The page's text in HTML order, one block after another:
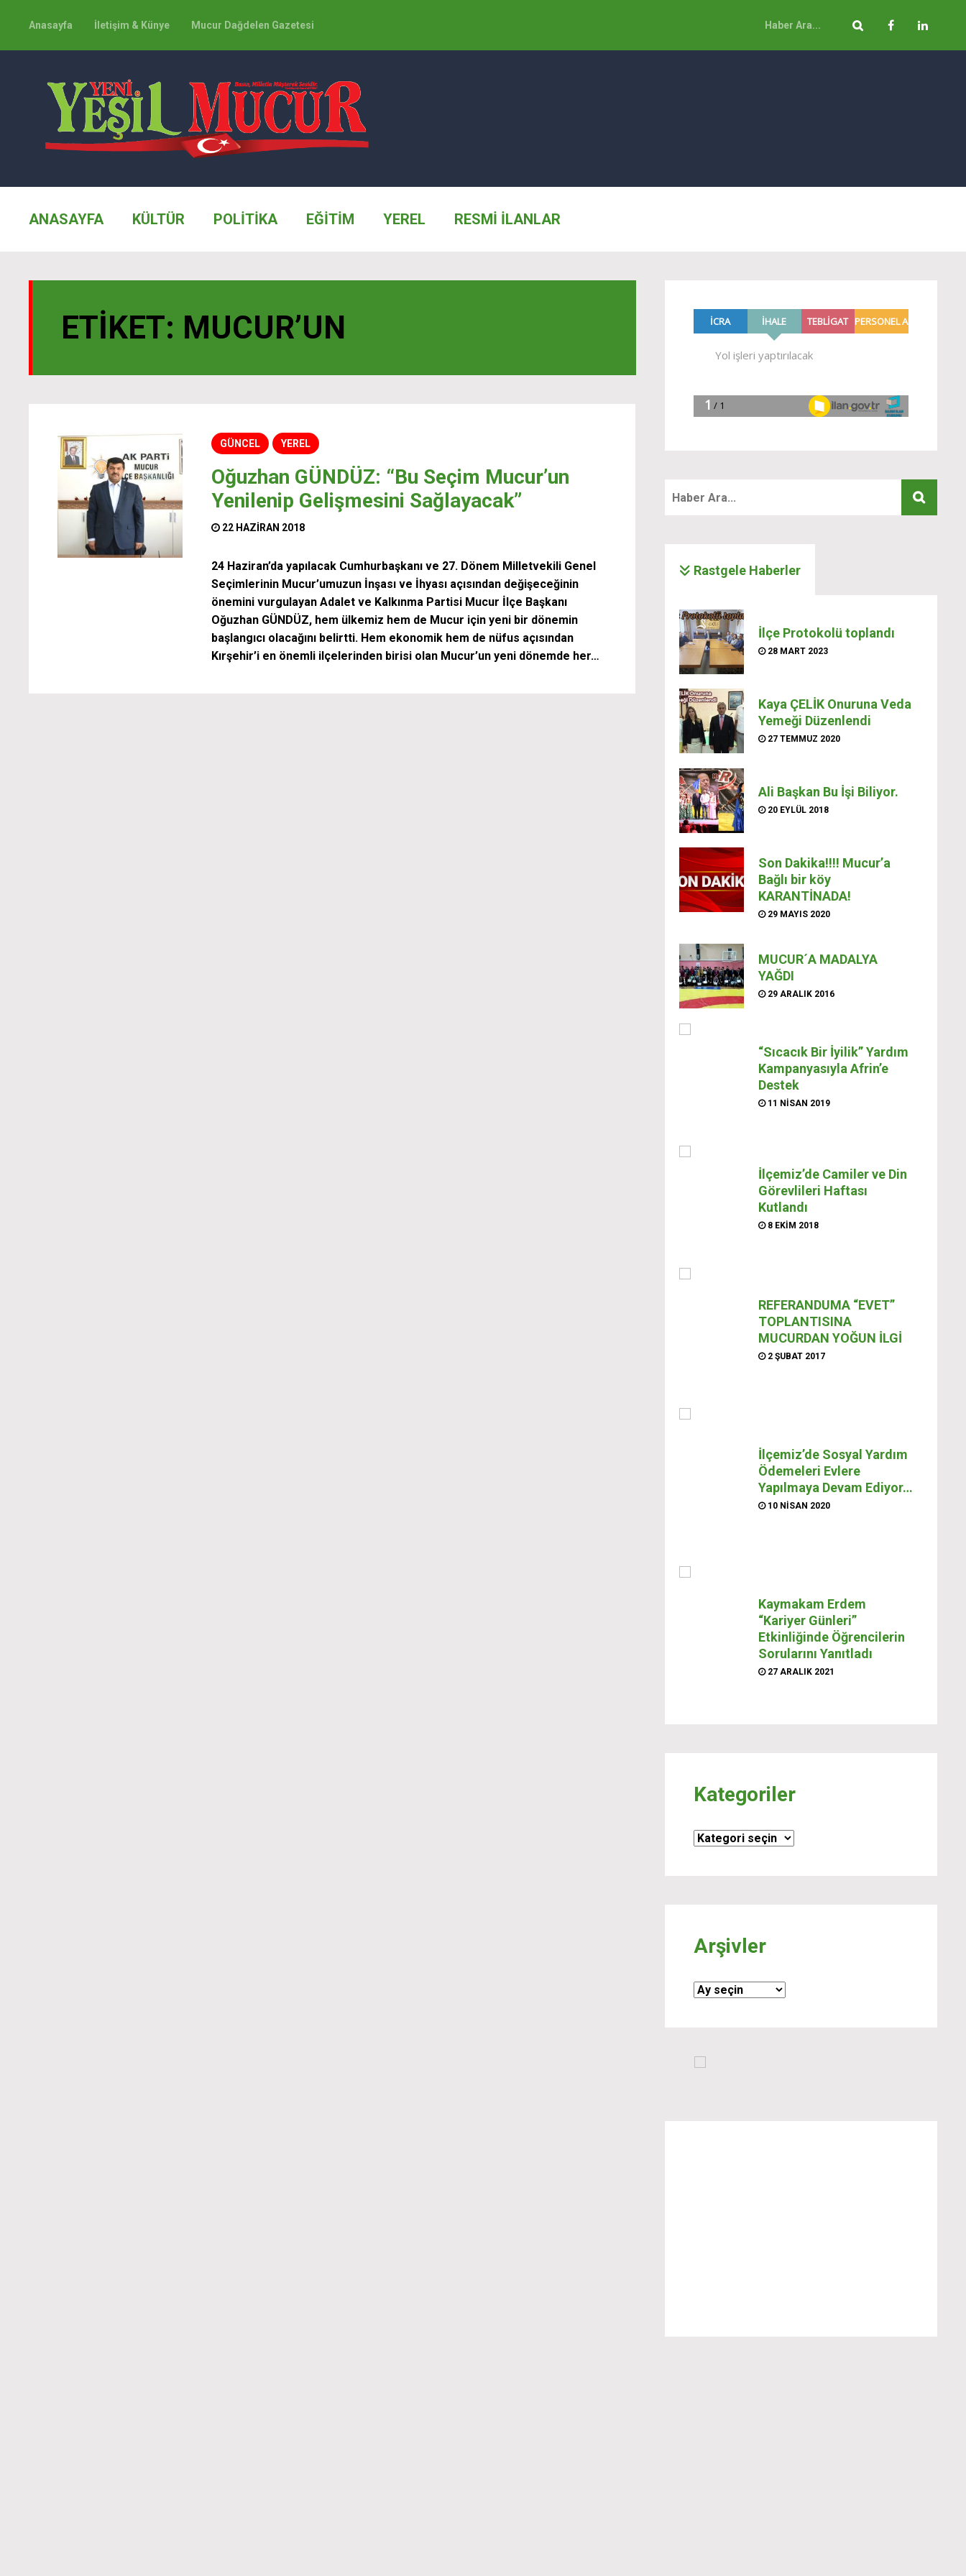
Anasayfa İletişim & Künye Mucur Dağdelen Gazetesi
ANASAYFA KÜLTÜR POLİTİKA EĞİTİM YEREL RESMİ İLANLAR
ETIKET: MUCUR’UN
GÜNCEL YEREL
Oğuzhan GÜNDÜZ: “Bu Seçim Mucur’un
Yenilenip Gelişmesini Sağlayacak”
22 HAZIRAN 2018
24 Haziran’da yapılacak Cumhurbaşkanı ve 27. Dönem Milletvekili Genel
Seçimlerinin Mucur’umuzun İnşası ve İhyası açısından değişeceğinin
önemini vurgulayan Adalet ve Kalkınma Partisi Mucur İlçe Başkanı
Oğuzhan GÜNDÜZ, hem ülkemiz hem de Mucur için yeni bir dönemin
başlangıcı olacağını belirtti. Hem ekonomik hem de nüfus açısından
Kırşehir’i en önemli ilçelerinden birisi olan Mucur’un yeni dönemde her…
Rastgele Haberler
İlçe Protokolü toplandı
28 MART 2023
Kaya ÇELİK Onuruna Veda
Yemeği Düzenlendi
27 TEMMUZ 2020
Ali Başkan Bu İşi Biliyor.
20 EYLÜL 2018
Son Dakika!!!! Mucur’a
Bağlı bir köy
KARANTİNADA!
29 MAYIS 2020
MUCUR´A MADALYA
YAĞDI
29 ARALIK 2016
“Sıcacık Bir İyilik” Yardım
Kampanyasıyla Afrin’e
Destek
11 NISAN 2019
İlçemiz’de Camiler ve Din
Görevlileri Haftası
Kutlandı
8 EKIM 2018
REFERANDUMA “EVET”
TOPLANTISINA
MUCURDAN YOĞUN İLGİ
2 ŞUBAT 2017
İlçemiz’de Sosyal Yardım
Ödemeleri Evlere
Yapılmaya Devam Ediyor…
10 NISAN 2020
Kaymakam Erdem
“Kariyer Günleri”
Etkinliğinde Öğrencilerin
Sorularını Yanıtladı
27 ARALIK 2021
Kategoriler
Kategoriler
Arşivler
Arşivler